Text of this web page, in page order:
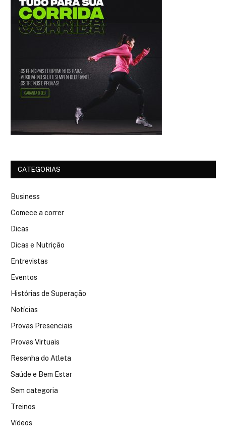
CATEGORIAS
Business
Comece a correr
Dicas
Dicas e Nutrição
Entrevistas
Eventos
Histórias de Superação
Notícias
Provas Presenciais
Provas Virtuais
Resenha do Atleta
Saúde e Bem Estar
Sem categoria
Treinos
Vídeos